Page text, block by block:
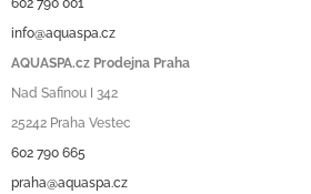
info@aquaspa.cz
AQUASPA.cz Prodejna Praha
Nad Safinou I 342
25242 Praha Vestec
602 790 665
praha@aquaspa.cz